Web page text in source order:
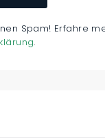
Spam! Erfahre
.